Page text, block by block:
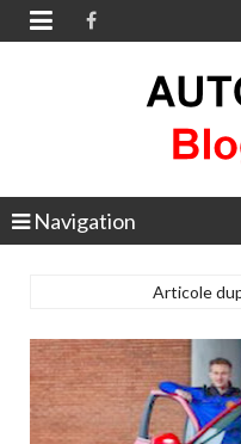

Navigation
Articole